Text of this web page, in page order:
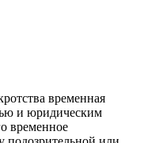
временная
и юридическим
временное